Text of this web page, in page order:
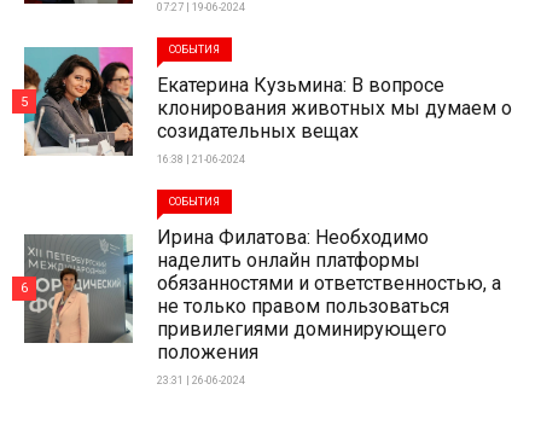
07:27 | 19-06-2024
СОБЫТИЯ
Екатерина Кузьмина: В вопросе
клонирования животных мы думаем о
созидательных вещах
16:38 | 21-06-2024
5
СОБЫТИЯ
Ирина Филатова: Необходимо
наделить онлайн платформы
обязанностями и ответственностью, а
не только правом пользоваться
привилегиями доминирующего
положения
23:31 | 26-06-2024
6